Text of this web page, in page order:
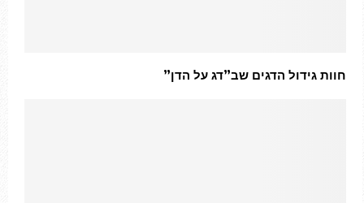
חוות גידול הדגים שב”דג על הדן”